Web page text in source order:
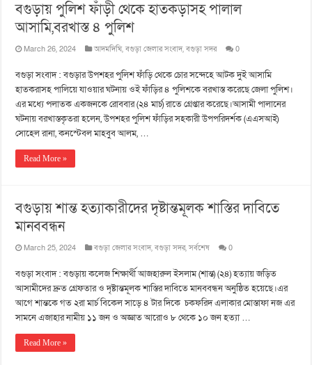
বগুড়ায় পুলিশ ফাঁড়ী থেকে হাতকড়াসহ পালাল
আসামি,বরখাস্ত ৪ পুলিশ
March 26, 2024 আদমদিঘি,বগুড়া জেলার সংবাদ,বগুড়া সদর 0
বগুড়া সংবাদ : বগুড়ার উপশহর পুলিশ ফাঁড়ি থেকে চোর সন্দেহে আটক দুই আসামি
হাতকরাসহ পালিয়ে যাওয়ার ঘটনায় ওই ফাঁড়ির ৪ পুলিশকে বরখাস্ত করেছে জেলা পুলিশ।
এর মধ্যে পলাতক একজনকে রোববার (২৪ মার্চ) রাতে গ্রেপ্তার করেছে।আসামী পালানের
ঘটনায় বরখাস্তকৃতরা হলেন, উপশহর পুলিশ ফাঁড়ির সহকারী উপপরিদর্শক (এএসআই)
সোহেল রানা, কনস্টেবল মাহবুব আলম, …
Read More »
বগুড়ায় শান্ত হত্যাকারীদের দৃষ্টান্তমূলক শাস্তির দাবিতে
মানববন্ধন
March 25, 2024 বগুড়া জেলার সংবাদ,বগুড়া সদর,সর্বশেষ 0
বগুড়া সংবাদ : বগুড়ায় কলেজ শিক্ষার্থী আজহারুল ইসলাম (শান্ত) (২৪) হত্যায় জড়িত
আসামীদের দ্রুত গ্রেফতার ও দৃষ্টান্তমূলক শাস্তির দাবিতে মানববন্ধন অনুষ্ঠিত হয়েছে।এর
আগে শান্তকে গত ২রা মার্চ বিকেল সাড়ে ৪ টার দিকে চকফরিদ এলাকার মোস্তাফা নজ এর
সামনে এজাহার নামীয় ১১ জন ও অজ্ঞাত আরোও ৮ থেকে ১০ জন হত্যা …
Read More »